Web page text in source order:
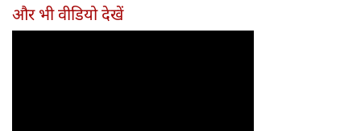
और भी वीडियो देखें